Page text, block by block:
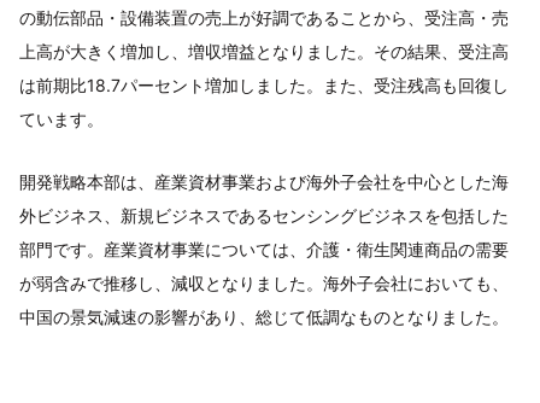
の動伝部品・設備装置の売上が好調であることから、受注高・売
上高が大きく増加し、増収増益となりました。その結果、受注高
は前期比18.7パーセント増加しました。また、受注残高も回復し
ています。
開発戦略本部は、産業資材事業および海外子会社を中心とした海
外ビジネス、新規ビジネスであるセンシングビジネスを包括した
部門です。産業資材事業については、介護・衛生関連商品の需要
が弱含みで推移し、減収となりました。海外子会社においても、
中国の景気減速の影響があり、総じて低調なものとなりました。